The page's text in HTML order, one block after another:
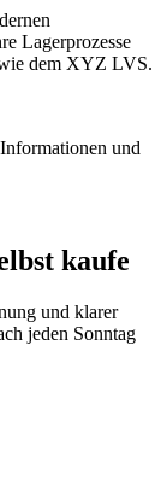
Lagerprozesse
dem XYZ LVS.
und
kaufe
und klarer
jeden Sonntag